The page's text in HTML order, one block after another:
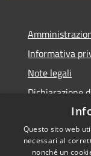
Informativa
Note legali
Dichiarazione
Questo sito web
necessari al
nonché un